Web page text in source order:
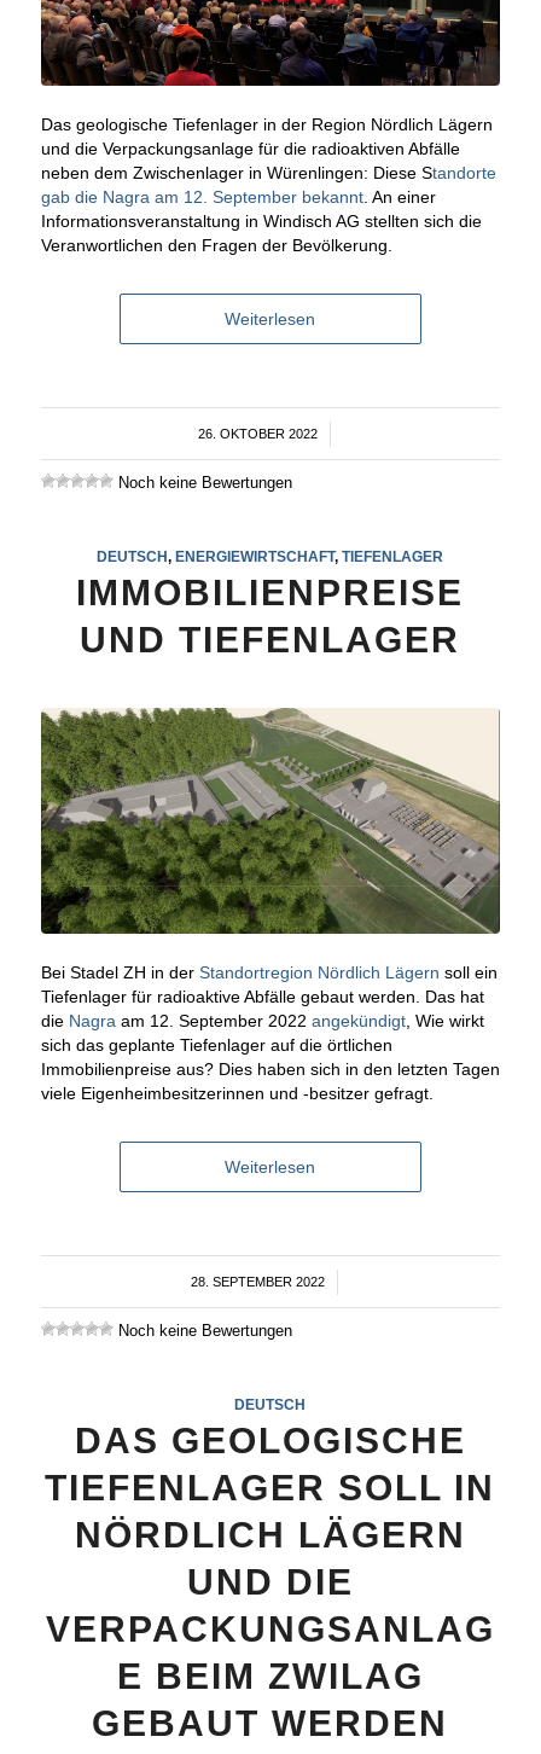
Das geologische Tiefenlager in der Region Nördlich Lägern
und die Verpackungsanlage für die radioaktiven Abfälle
neben dem Zwischenlager in Würenlingen: Diese Standorte
gab die Nagra am 12. September bekannt. An einer
Informationsveranstaltung in Windisch AG stellten sich die
Veranwortlichen den Fragen der Bevölkerung.
Weiterlesen
26. OKTOBER 2022
/
Noch keine Bewertungen
DEUTSCH,ENERGIEWIRTSCHAFT,TIEFENLAGER
IMMOBILIENPREISE
UND TIEFENLAGER
Bei Stadel ZH in der Standortregion Nördlich Lägern soll ein
Tiefenlager für radioaktive Abfälle gebaut werden. Das hat
die Nagra am 12. September 2022 angekündigt, Wie wirkt
sich das geplante Tiefenlager auf die örtlichen
Immobilienpreise aus? Dies haben sich in den letzten Tagen
viele Eigenheimbesitzerinnen und -besitzer gefragt.
Weiterlesen
28. SEPTEMBER 2022
/
Noch keine Bewertungen
DEUTSCH
DAS GEOLOGISCHE
TIEFENLAGER SOLL IN
NÖRDLICH LÄGERN
UND DIE
VERPACKUNGSANLAG
E BEIM ZWILAG
GEBAUT WERDEN